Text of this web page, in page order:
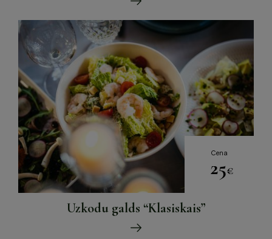
Cena
25€
Uzkodu galds “Klasiskais”